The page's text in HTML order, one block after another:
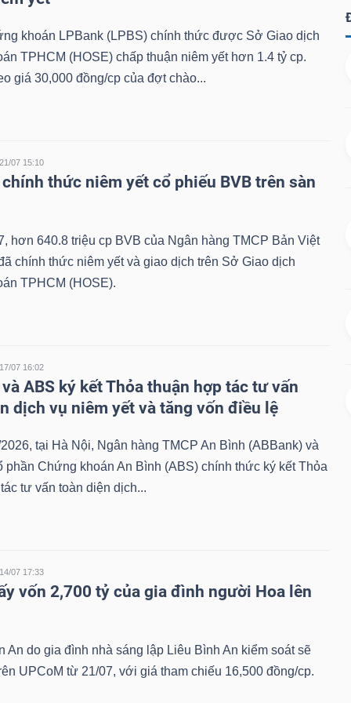
khoán LPBank (LPBS) chính thức được Sở Giao dịch
TPHCM (HOSE) chấp thuận niêm yết hơn 1.4 tỷ cp.
giá 30,000 đồng/cp của đợt chào...
21/07 15:10
chính thức niêm yết cổ phiếu BVB trên sàn
hơn 640.8 triệu cp BVB của Ngân hàng TMCP Bản Việt
chính thức niêm yết và giao dịch trên Sở Giao dịch
TPHCM (HOSE).
17/07 16:02
ABS ký kết Thỏa thuận hợp tác tư vấn
dịch vụ niêm yết và tăng vốn điều lệ
tại Hà Nội, Ngân hàng TMCP An Bình (ABBank) và
phần Chứng khoán An Bình (ABS) chính thức ký kết Thỏa
tư vấn toàn diện dịch...
14/07 17:33
vốn 2,700 tỷ của gia đình người Hoa lên
An do gia đình nhà sáng lập Liêu Bình An kiểm soát sẽ
UPCoM từ 21/07, với giá tham chiếu 16,500 đồng/cp.